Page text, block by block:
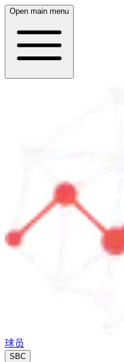
Open main menu
球员
SBC